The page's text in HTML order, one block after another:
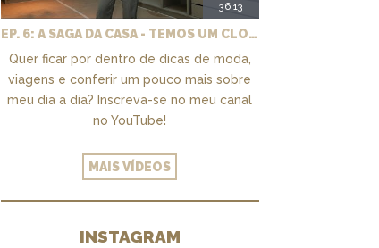
36:13
EP. 6: A SAGA DA CASA - TEMOS UM CLOSET PRA CHAMAR DE NOSSO + MARCENARIA E PAISAGISMO
Quer ficar por dentro de dicas de moda,
viagens e conferir um pouco mais sobre
meu dia a dia? Inscreva-se no meu canal
no YouTube!
MAIS VÍDEOS
INSTAGRAM